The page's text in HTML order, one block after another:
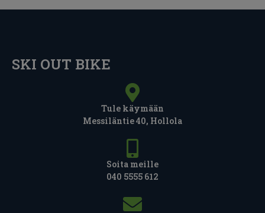
SKI OUT BIKE
Tule käymään
Messiläntie 40, Hollola
Soita meille
040 5555 612